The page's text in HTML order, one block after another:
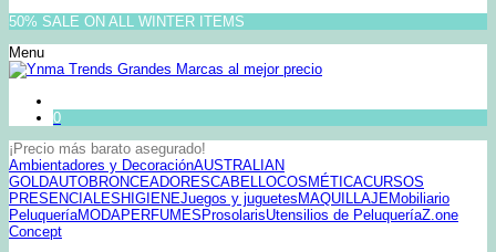
50% SALE ON ALL WINTER ITEMS
Menu
0
¡Precio más barato asegurado!
Ambientadores y DecoraciónAUSTRALIAN
GOLDAUTOBRONCEADORESCABELLOCOSMÉTICACURSOS
PRESENCIALESHIGIENEJuegos y juguetesMAQUILLAJEMobiliario
PeluqueríaMODAPERFUMESProsolarisUtensilios de PeluqueríaZ.one
Concept